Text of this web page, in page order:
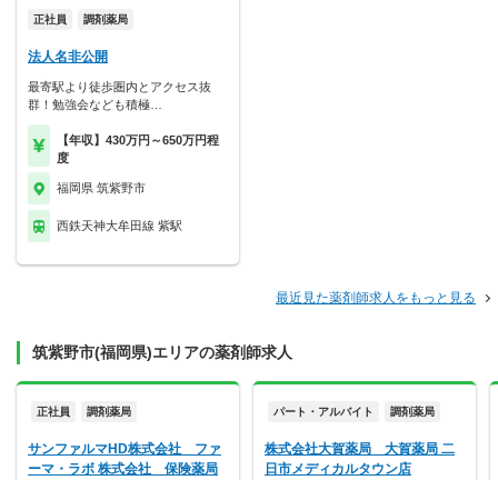
正社員 調剤薬局
法人名非公開
最寄駅より徒歩圏内とアクセス抜
群！勉強会なども積極…
【年収】430万円～650万円程
度
福岡県 筑紫野市
西鉄天神大牟田線 紫駅
最近見た薬剤師求人をもっと見る
筑紫野市(福岡県)エリアの薬剤師求人
正社員 調剤薬局
サンファルマHD株式会社 ファ
ーマ・ラボ 株式会社 保険薬局
パート・アルバイト 調剤薬局
株式会社大賀薬局 大賀薬局 二
日市メディカルタウン店